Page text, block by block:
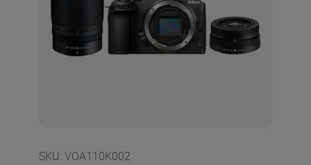
SKU: VOA110K002